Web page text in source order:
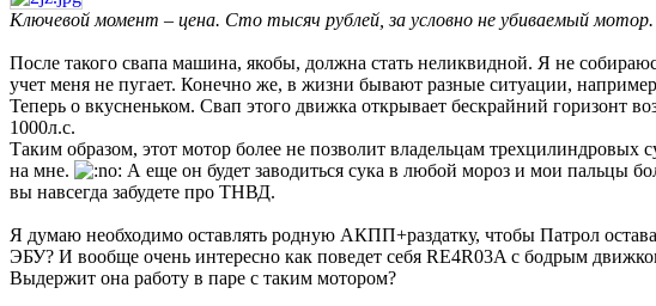
Ключевой момент – цена. Сто тысяч рублей, за условно не убиваемый
После такого свапа машина, якобы, должна стать неликвидной. Я не
учет меня не пугает. Конечно же, в жизни бывают разные ситуации,
Теперь о вкусненьком. Свап этого движка открывает бескрайний горизонт
1000л.с.
Таким образом, этот мотор более не позволит владельцам трехцилиндровых
на мне.
А еще он будет заводиться сука в любой мороз и мои пальцы
вы навсегда забудете про ТНВД.
Я думаю необходимо оставлять родную АКПП+раздатку, чтобы Патрол
ЭБУ? И вообще очень интересно как поведет себя RE4R03A c бодрым
Выдержит она работу в паре с таким мотором?